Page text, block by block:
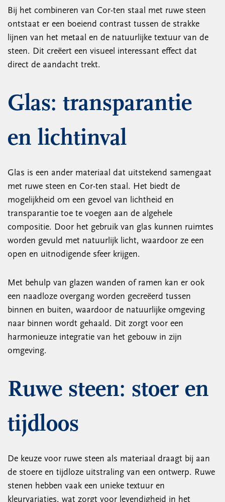
Bij het combineren van Cor-ten staal met ruwe steen
ontstaat er een boeiend contrast tussen de strakke
lijnen van het metaal en de natuurlijke textuur van de
steen. Dit creëert een visueel interessant effect dat
direct de aandacht trekt.
Glas: transparantie
en lichtinval
Glas is een ander materiaal dat uitstekend samengaat
met ruwe steen en Cor-ten staal. Het biedt de
mogelijkheid om een gevoel van lichtheid en
transparantie toe te voegen aan de algehele
compositie. Door het gebruik van glas kunnen ruimtes
worden gevuld met natuurlijk licht, waardoor ze een
open en uitnodigende sfeer krijgen.
Met behulp van glazen wanden of ramen kan er ook
een naadloze overgang worden gecreëerd tussen
binnen en buiten, waardoor de natuurlijke omgeving
naar binnen wordt gehaald. Dit zorgt voor een
harmonieuze integratie van het gebouw in zijn
omgeving.
Ruwe steen: stoer en
tijdloos
De keuze voor ruwe steen als materiaal draagt bij aan
de stoere en tijdloze uitstraling van een ontwerp. Ruwe
stenen hebben vaak een unieke textuur en
kleurvariaties, wat zorgt voor levendigheid in het